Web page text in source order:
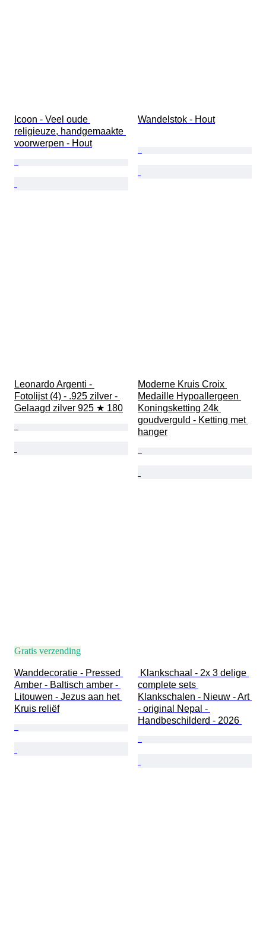
Icoon - Veel oude
religieuze, handgemaakte
voorwerpen - Hout
Wandelstok - Hout
Leonardo Argenti -
Fotolijst (4) - .925 zilver -
Gelaagd zilver 925 ★ 180
Moderne Kruis Croix
Medaille Hypoallergeen
Koningsketting 24k
goudverguld - Ketting met
hanger
Gratis verzending
Wanddecoratie - Pressed
Amber - Baltisch amber -
Litouwen - Jezus aan het
Kruis reliëf
complete sets
Klankschalen - Nieuw - Art
- original Nepal -
Handbeschilderd - 2026